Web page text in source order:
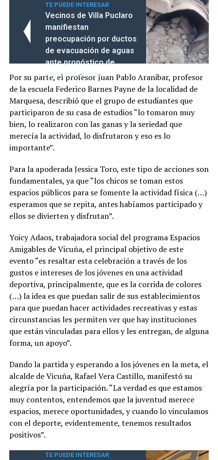
TE PUEDE INTERESAR
Vecinos de Villa Puclaro
manifiestan
preocupación por ductos
de evacuación de aguas
ante pronóstico de
intensas lluvias
Por su parte, el profesor Juan Pablo Aranibar, profesor
de la escuela Federico Barnes Payne de la localidad de
Marquesa, describió que el grupo de estudiantes que
participaron de su casa de estudios “lo tomaron muy
bien, lo realizaron con las ganas y la seriedad que
merecía la actividad, lo disfrutaron y eso es lo
importante”.
Para la apoderada Jessica Toro, este tipo de acciones son
fundamentales, ya que “los chicos se toman estos
espacios públicos para se fomente la actividad física (…)
esperamos que se repita, antes habíamos participado y
ellos se divierten y disfrutan”.
Yoicy Adaos, trabajadora social del programa Espacios
Amigables de Vicuña, el principal objetivo de este
evento “es resaltar esta celebración a través de los
gustos e intereses de los jóvenes en una actividad
deportiva, principalmente, que es la corrida de colores
(…) la idea es que puedan salir de sus establecimientos
para que puedan hacer actividades recreativas y estas
circunstancias les permiten ver que hay instituciones
que están vinculadas para ellos y les entregan, de alguna
forma, un apoyo”.
Dando la partida y esperando a los jóvenes en la meta, el
alcalde de Vicuña, Rafael Vera Castillo, manifestó su
alegría por la participación. “La verdad es que estamos
muy contentos, entendemos que la juventud merece
espacios, merece oportunidades, y cuando lo vinculamos
con el deporte, evidentemente, tenemos resultados
positivos”.
TE PUEDE INTERESAR